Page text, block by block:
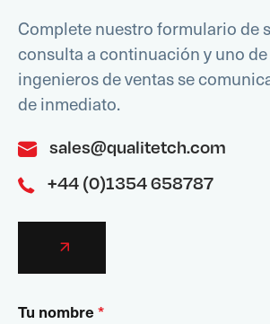
Complete nuestro formulario de
consulta a continuación y uno
ingenieros de ventas se
de inmediato.
sales@qualitetch.com
+44 (0)1354 658787
Tu nombre*